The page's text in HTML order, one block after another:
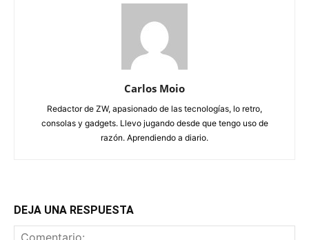
Carlos Moio
Redactor de ZW, apasionado de las tecnologías, lo retro,
consolas y gadgets. Llevo jugando desde que tengo uso de
razón. Aprendiendo a diario.
DEJA UNA RESPUESTA